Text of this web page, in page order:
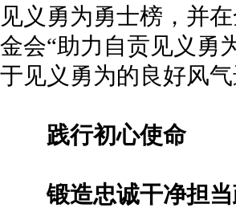
见义勇为勇士榜，并
金会“助力自贡见义勇
于见义勇为的良好风
践行初心使命
锻造忠诚干净担当